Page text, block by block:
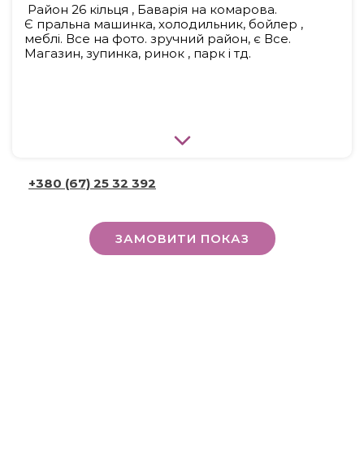
Район 26 кільця , Баварія на комарова.
Є пральна машинка, холодильник, бойлер ,
меблі. Все на фото. зручний район, є Все.
Магазин, зупинка, ринок , парк і тд.
+380 (67) 25 32 392
ЗАМОВИТИ ПОКАЗ